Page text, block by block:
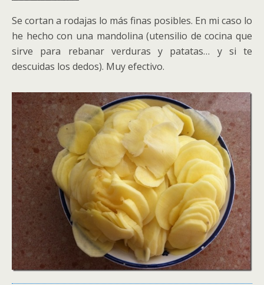
Se cortan a rodajas lo más finas posibles. En mi caso lo
he hecho con una mandolina (utensilio de cocina que
sirve para rebanar verduras y patatas… y si te
descuidas los dedos). Muy efectivo.